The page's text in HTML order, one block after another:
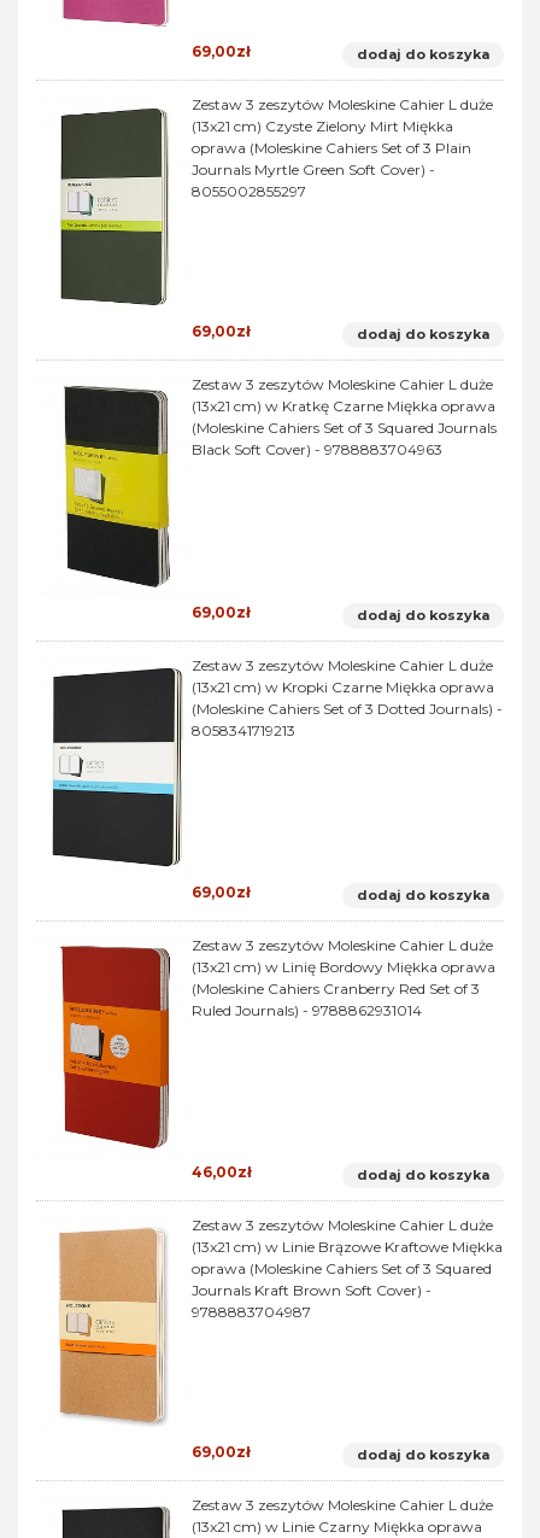
69,00zł dodaj do koszyka
Zestaw 3 zeszytów Moleskine Cahier L duże
(13x21 cm) Czyste Zielony Mirt Miękka
oprawa (Moleskine Cahiers Set of 3 Plain
Journals Myrtle Green Soft Cover) -
8055002855297
69,00zł dodaj do koszyka
Zestaw 3 zeszytów Moleskine Cahier L duże
(13x21 cm) w Kratkę Czarne Miękka oprawa
(Moleskine Cahiers Set of 3 Squared Journals
Black Soft Cover) - 9788883704963
69,00zł dodaj do koszyka
Zestaw 3 zeszytów Moleskine Cahier L duże
(13x21 cm) w Kropki Czarne Miękka oprawa
(Moleskine Cahiers Set of 3 Dotted Journals) -
8058341719213
69,00zł dodaj do koszyka
Zestaw 3 zeszytów Moleskine Cahier L duże
(13x21 cm) w Linię Bordowy Miękka oprawa
(Moleskine Cahiers Cranberry Red Set of 3
Ruled Journals) - 9788862931014
46,00zł dodaj do koszyka
Zestaw 3 zeszytów Moleskine Cahier L duże
(13x21 cm) w Linie Brązowe Kraftowe Miękka
oprawa (Moleskine Cahiers Set of 3 Squared
Journals Kraft Brown Soft Cover) -
9788883704987
69,00zł dodaj do koszyka
Zestaw 3 zeszytów Moleskine Cahier L duże
(13x21 cm) w Linie Czarny Miękka oprawa